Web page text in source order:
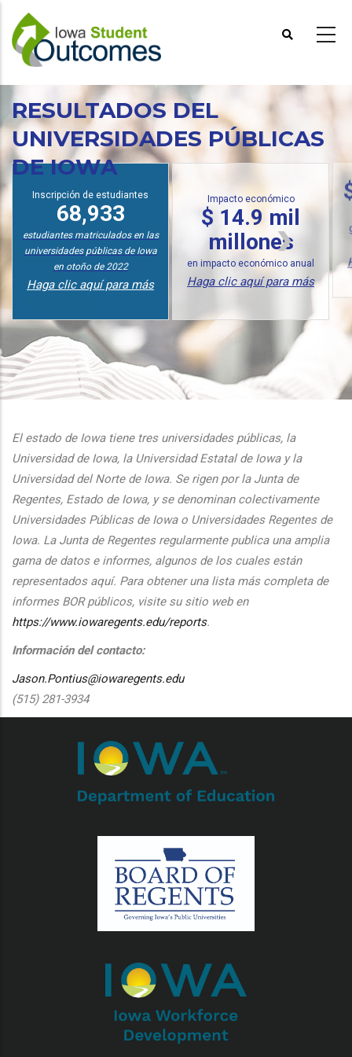
Pasar
contenido
principal
actions
RESULTADOS DEL
UNIVERSIDADES PÚBLICAS
DE IOWA
Inscripción de estudiantes
68,933
estudiantes matriculados en las
universidades públicas de Iowa
en otoño de 2022
Haga clic aquí para más
Impacto económico
$ 14.9 mil
millones
en impacto económico anual
Haga clic aquí para más
El estado de Iowa tiene tres universidades públicas, la
Universidad de Iowa, la Universidad Estatal de Iowa y la
Universidad del Norte de Iowa. Se rigen por la Junta de
Regentes, Estado de Iowa, y se denominan colectivamente
Universidades Públicas de Iowa o Universidades Regentes de
Iowa. La Junta de Regentes regularmente publica una amplia
gama de datos e informes, algunos de los cuales están
representados aquí. Para obtener una lista más completa de
informes BOR públicos, visite su sitio web en
https://www.iowaregents.edu/reports.
Información del contacto:
Jason.Pontius@iowaregents.edu
(515) 281-3934